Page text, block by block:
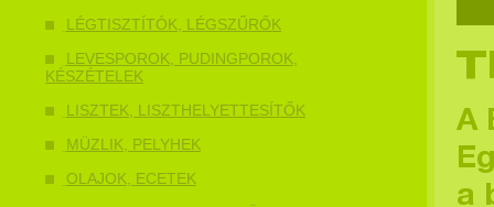
LÉGTISZTÍTÓK, LÉGSZŰRŐK
LEVESPOROK, PUDINGPOROK,
KÉSZÉTELEK
LISZTEK, LISZTHELYETTESÍTŐK
MÜZLIK, PELYHEK
OLAJOK, ECETEK
A
a